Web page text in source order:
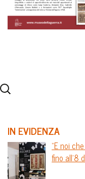
IN EVIDENZA
“E noi
fino all’8